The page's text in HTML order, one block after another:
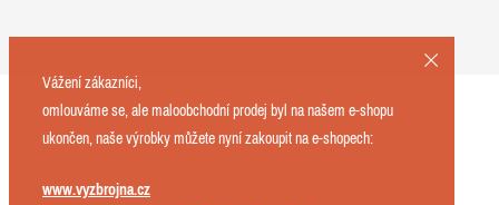
Vážení zákazníci,
omlouváme se, ale maloobchodní prodej byl na našem e-shopu
ukončen, naše výrobky můžete nyní zakoupit na e-shopech:
www.vyzbrojna.cz